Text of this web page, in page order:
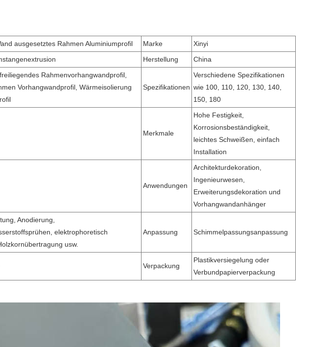
ausgesetztes Rahmen Aluminiumprofil Marke
Xinyi
Herstellung China
Rahmenvorhangwandprofil,
Vorhangwandprofil, Wärmeisolierung
Spezifikationen
Verschiedene Spezifikationen
wie 100, 110, 120, 130, 140,
150, 180
Merkmale
Hohe Festigkeit,
Korrosionsbeständigkeit,
leichtes Schweißen, einfach
Installation
Anwendungen
Architekturdekoration,
Ingenieurwesen,
Erweiterungsdekoration und
Vorhangwandanhänger
Anodierung,
elektrophoretisch
usw.
Anpassung Schimmelpassungsanpassung
Verpackung
Plastikversiegelung oder
Verbundpapierverpackung